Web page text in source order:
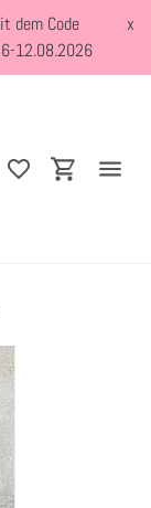
dem Code
12.08.2026
x